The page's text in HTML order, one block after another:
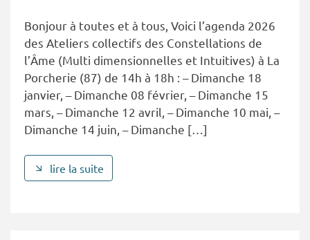
Bonjour à toutes et à tous, Voici l’agenda 2026
des Ateliers collectifs des Constellations de
l’Âme (Multi dimensionnelles et Intuitives) à La
Porcherie (87) de 14h à 18h : – Dimanche 18
janvier, – Dimanche 08 février, – Dimanche 15
mars, – Dimanche 12 avril, – Dimanche 10 mai, –
Dimanche 14 juin, – Dimanche […]
lire la suite